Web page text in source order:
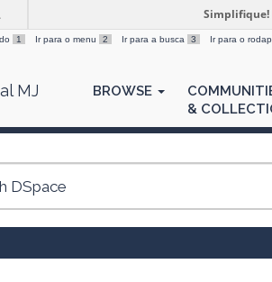
Simplifique!
1 Ir para o menu 2 Ir para a busca 3 Ir para o
MJ BROWSE
&